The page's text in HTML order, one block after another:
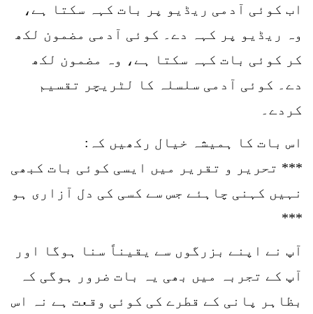
اب کوئی آدمی ریڈیو پر بات کہہ سکتا ہے،
وہ ریڈیو پر کہہ دے۔ کوئی آدمی مضمون لکھ
کر کوئی بات کہہ سکتا ہے، وہ مضمون لکھ
دے۔ کوئی آدمی سلسلہ کا لٹریچر تقسیم
کردے۔
اس بات کا ہمیشہ خیال رکھیں کہ:
*** تحریر و تقریر میں ایسی کوئی بات کبھی
نہیں کہنی چاہئے جس سے کسی کی دل آزاری ہو
***
آپ نے اپنے بزرگوں سے یقیناً سنا ہوگا اور
آپ کے تجربہ میں بھی یہ بات ضرور ہوگی کہ
بظاہر پانی کے قطرے کی کوئی وقعت ہے نہ اس